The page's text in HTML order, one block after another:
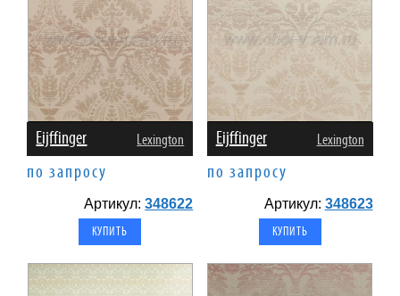
Eijffinger Lexington
по запросу
Артикул:348622
Eijffinger Lexington
по запросу
Артикул: 348623